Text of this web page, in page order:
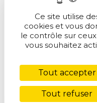
Ce site utilise
cookies et vous
le contrôle sur
vous souhaitez
Tout accepter
Tout refuser